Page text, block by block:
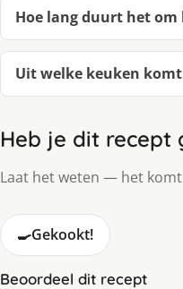
Hoe lang duurt het
Uit welke keuken
Heb je dit recept
Laat het weten — het
🍳Gekookt!
Beoordeel dit recept